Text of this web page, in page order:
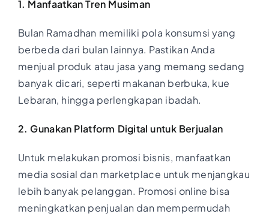
1. Manfaatkan Tren Musiman
Bulan Ramadhan memiliki pola konsumsi yang
berbeda dari bulan lainnya. Pastikan Anda
menjual produk atau jasa yang memang sedang
banyak dicari, seperti makanan berbuka, kue
Lebaran, hingga perlengkapan ibadah.
2. Gunakan Platform Digital untuk Berjualan
Untuk melakukan promosi bisnis, manfaatkan
media sosial dan marketplace untuk menjangkau
lebih banyak pelanggan. Promosi online bisa
meningkatkan penjualan dan mempermudah